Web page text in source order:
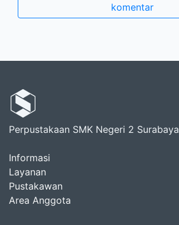
komentar
Perpustakaan SMK Negeri 2 Surabaya
Informasi
Layanan
Pustakawan
Area Anggota